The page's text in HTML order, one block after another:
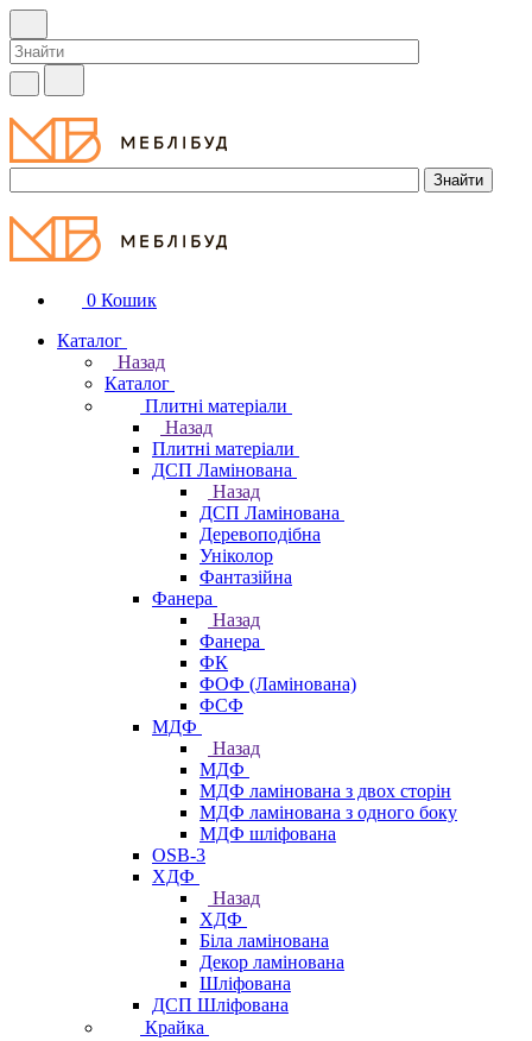
0 Кошик
Каталог
Назад
Каталог
Плитні матеріали
Назад
Плитні матеріали
ДСП Ламінована
Назад
ДСП Ламінована
Деревоподібна
Уніколор
Фантазійна
Фанера
Назад
Фанера
ФК
ФОФ (Ламінована)
ФСФ
МДФ
Назад
МДФ
МДФ ламінована з двох сторін
МДФ ламінована з одного боку
МДФ шліфована
OSB-3
ХДФ
Назад
ХДФ
Біла ламінована
Декор ламінована
Шліфована
ДСП Шліфована
Крайка